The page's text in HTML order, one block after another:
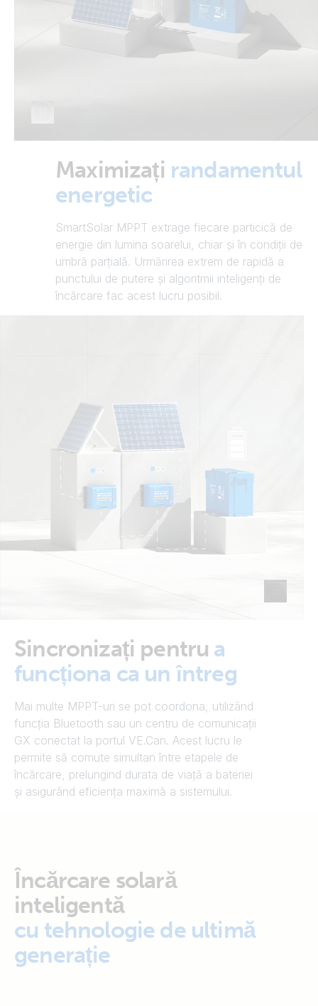
Maximizați randamentul
energetic
SmartSolar MPPT extrage fiecare particică de
energie din lumina soarelui, chiar și în condiții de
umbră parțială. Urmărirea extrem de rapidă a
punctului de putere și algoritmii inteligenți de
încărcare fac acest lucru posibil.
Sincronizați pentru a
funcționa ca un întreg
Mai multe MPPT-uri se pot coordona, utilizând
funcția Bluetooth sau un centru de comunicații
GX conectat la portul VE.Can. Acest lucru le
permite să comute simultan între etapele de
încărcare, prelungind durata de viață a bateriei
și asigurând eficiența maximă a sistemului.
Încărcare solară
inteligentă
cu tehnologie de ultimă
generație